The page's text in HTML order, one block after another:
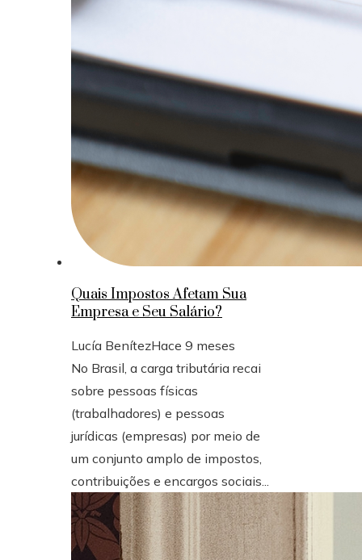
Quais Impostos Afetam Sua
Empresa e Seu Salário?
Lucía BenítezHace 9 meses
No Brasil, a carga tributária recai
sobre pessoas físicas
(trabalhadores) e pessoas
jurídicas (empresas) por meio de
um conjunto amplo de impostos,
contribuições e encargos sociais...